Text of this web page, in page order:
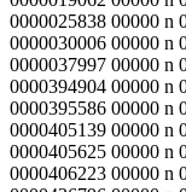
0000025838 00000 n
0000030006 00000 n
0000037997 00000 n
0000394904 00000 n
0000395586 00000 n
0000405139 00000 n
0000405625 00000 n
0000406223 00000 n